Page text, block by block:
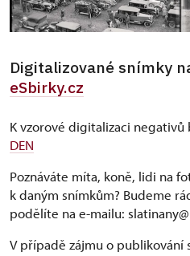
Digitalizované snímky
eSbirky.cz
K vzorové digitalizaci negativů
DEN
Poznáváte míta, koně, lidi na
k daným snímkům? Budeme
podělíte na e-mailu:
V případě zájmu o